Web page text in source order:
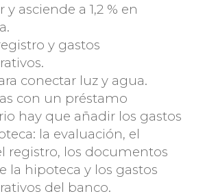
asciende a 1,2 % en
y gastos
conectar luz y agua.
con un préstamo
hay que añadir los gastos
la evaluación, el
registro, los documentos
la hipoteca y los gastos
del banco.